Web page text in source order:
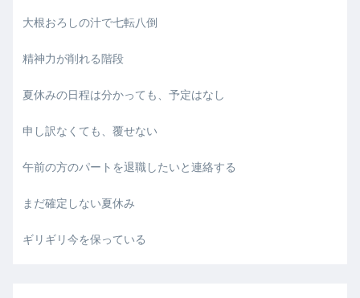
大根おろしの汁で七転八倒
精神力が削れる階段
夏休みの日程は分かっても、予定はなし
申し訳なくても、覆せない
午前の方のパートを退職したいと連絡する
まだ確定しない夏休み
ギリギリ今を保っている